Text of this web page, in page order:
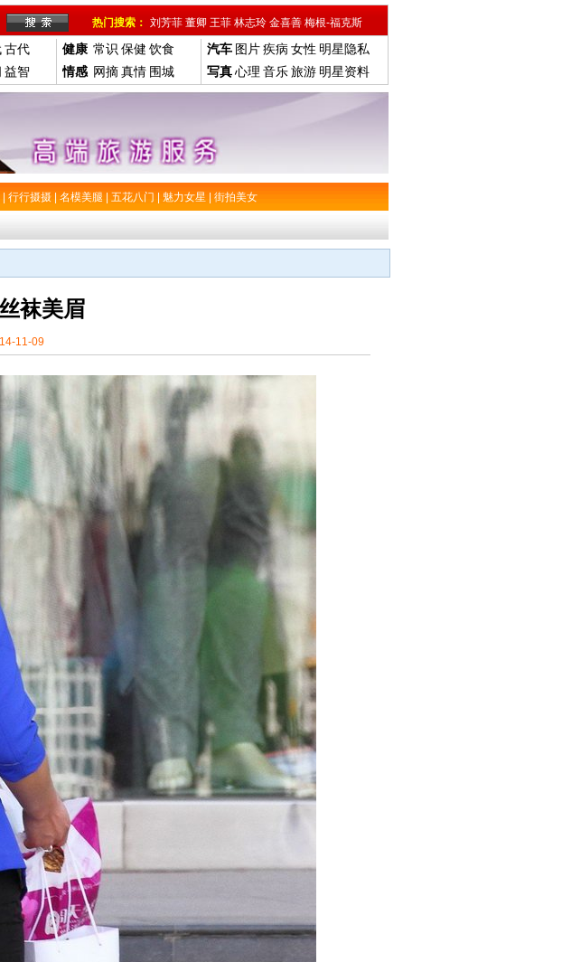
热门搜索： 刘芳菲 董卿 王菲 林志玲 金喜善 梅根-福克斯
古代
益智
健康 常识 保健 饮食
情感 网摘真情 围城
汽车 图片疾病 女性 明星隐私
写真心理 音乐旅游 明星资料
行行摄摄 名模美腿 五花八门 魅力女星 街拍美女
袜美眉
11-09